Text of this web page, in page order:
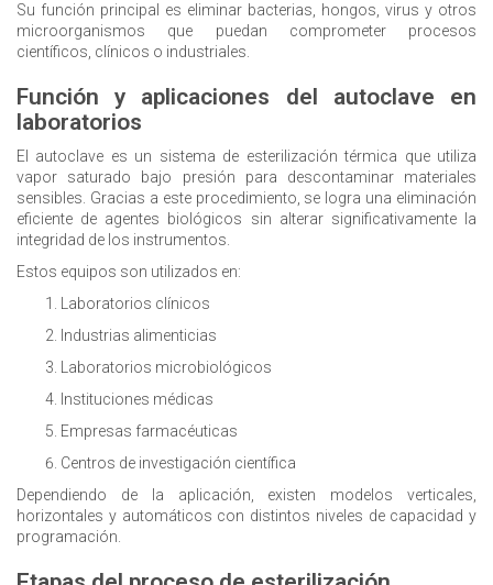
Su función principal es eliminar bacterias, hongos, virus y otros
microorganismos que puedan comprometer procesos
científicos, clínicos o industriales.
Función y aplicaciones del autoclave en
laboratorios
El autoclave es un sistema de esterilización térmica que utiliza
vapor saturado bajo presión para descontaminar materiales
sensibles. Gracias a este procedimiento, se logra una eliminación
eficiente de agentes biológicos sin alterar significativamente la
integridad de los instrumentos.
Estos equipos son utilizados en:
Laboratorios clínicos
Industrias alimenticias
Laboratorios microbiológicos
Instituciones médicas
Empresas farmacéuticas
Centros de investigación científica
Dependiendo de la aplicación, existen modelos verticales,
horizontales y automáticos con distintos niveles de capacidad y
programación.